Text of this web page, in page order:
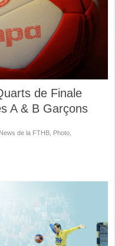
de Finale
A & B Garçons
de la FTHB, Photo,